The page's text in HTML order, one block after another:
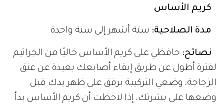
كريم الأساس
مدة الصلاحية: ستة أشهر إلى سنة واحدة
نصائح: حافظي على كريم الأساس خاليًا من الجراثيم
لفترة أطول عن طريق إبقاء أصابعك بعيدة عن عنق
الزجاجة، وضعي التركيبة برفق على ظهر يدك قبل
وضعها على بشرتك، إذا لاحظت أن كريم الأساس بدأ